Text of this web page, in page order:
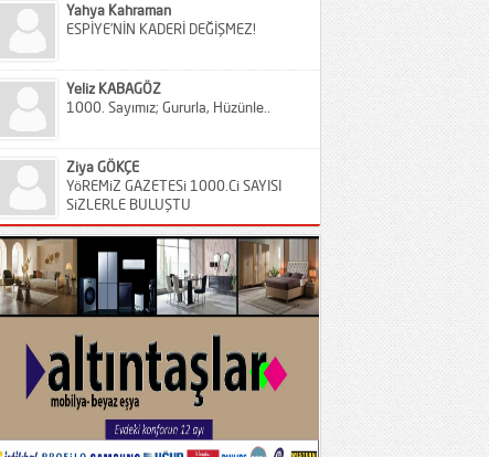
Yahya Kahraman
ESPİYE’NİN KADERİ DEĞİŞMEZ!
Yeliz KABAGÖZ
1000. Sayımız; Gururla, Hüzünle..
Ziya GÖKÇE
YöREMiZ GAZETESi 1000.Ci SAYISI
SiZLERLE BULUŞTU